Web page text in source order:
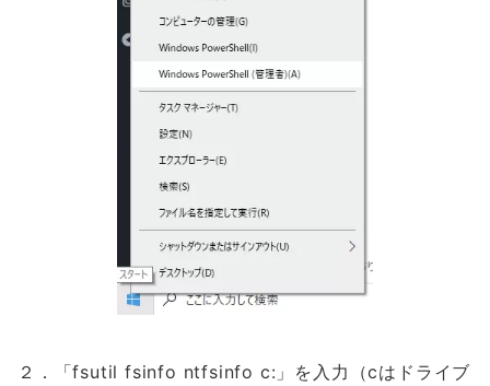
２．「fsutil fsinfo ntfsinfo c:」を入力（cはドライブ